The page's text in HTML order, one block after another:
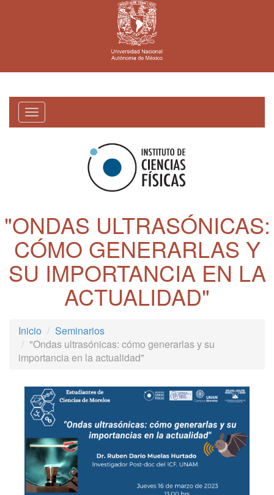
Toggle
navigation
"ONDAS ULTRASÓNICAS:
CÓMO GENERARLAS Y
SU IMPORTANCIA EN LA
ACTUALIDAD"
Inicio
Seminarios
"Ondas ultrasónicas: cómo generarlas y su
importancia en la actualidad"